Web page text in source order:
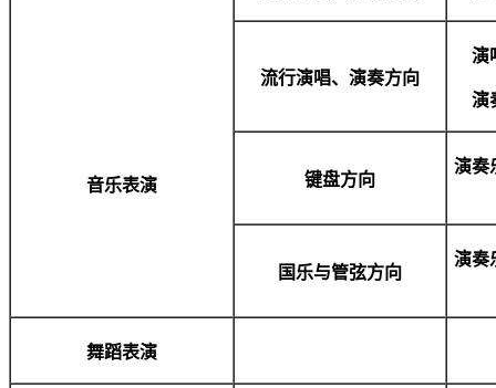
音乐表演
流行演唱、演奏方向
演
演
键盘方向
演奏
国乐与管弦方向
演奏
舞蹈表演